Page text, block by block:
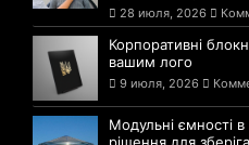
28 июля, 2026
Корпоративні
вашим лого
9 июля, 2026
Модульні ємності в